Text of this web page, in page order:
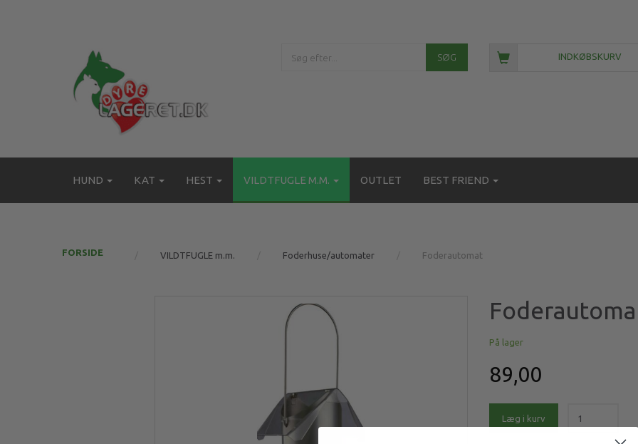
SØG INDKØBSKURV
HUND KAT HEST VILDTFUGLE M.M. OUTLET BEST FRIEND
FORSIDE VILDTFUGLE m.m. Foderhuse/automater Foderautomat
På lager
89,00
Læg i kurv